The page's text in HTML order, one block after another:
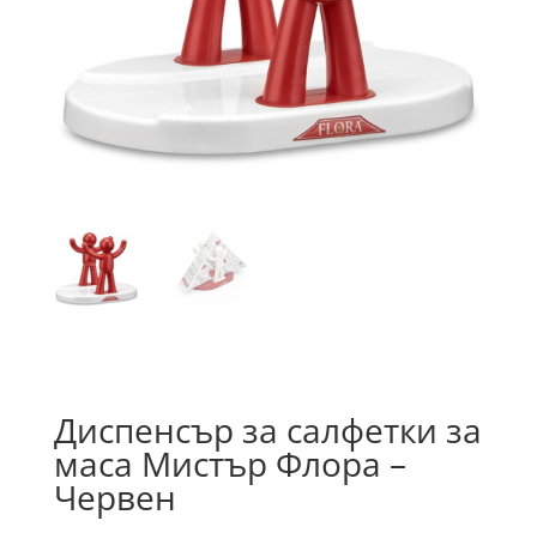
Диспенсър за салфетки за
маса Мистър Флора –
Червен